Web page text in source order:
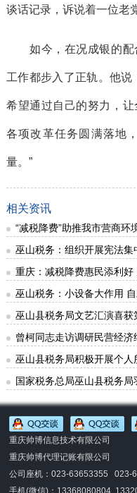
谈话记录，诉说着一位老
如今，在况成银的配
工作都步入了正轨。他说
希望通过自己的努力，
各项改革任务圆满落地
量。”
相关资讯
“减税降费”助推我市营商环
巫山税务：组织开展宪法集
重庆：减税降费惠民添利好
巫山税务：小设备大作用
巫山县税务局文艺汇演喜获
曾柯同志走访调研民营经济
巫山县税务局积极开展个
国家税务总局巫山县税务
重庆帅博信息技术有限公司
重庆帅博代理记账有限公司
公司座机：023-63653355 023-
手机(微信)： 13368080804